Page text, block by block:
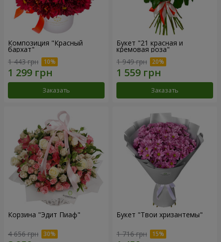
Композиция "Красный
бархат"
1 443 грн
Заказать
Букет "21 красная и
кремовая роза"
1 949 грн
Заказать
Корзина "Эдит Пиаф"
4 656 грн
Букет "Твои хризантемы"
1 716 грн